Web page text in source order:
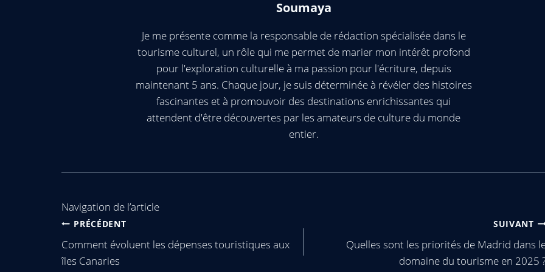
Soumaya
Je me présente comme la responsable de rédaction spécialisée dans le
tourisme culturel, un rôle qui me permet de marier mon intérêt profond
pour l'exploration culturelle à ma passion pour l'écriture, depuis
maintenant 5 ans. Chaque jour, je suis déterminée à révéler des histoires
fascinantes et à promouvoir des destinations enrichissantes qui
attendent d'être découvertes par les amateurs de culture du monde
entier.
Navigation de l’article
PRÉCÉDENT
Comment évoluent les dépenses touristiques aux
îles Canaries
SUIVANT
Quelles sont les priorités de Madrid dans
domaine du tourisme en 2025